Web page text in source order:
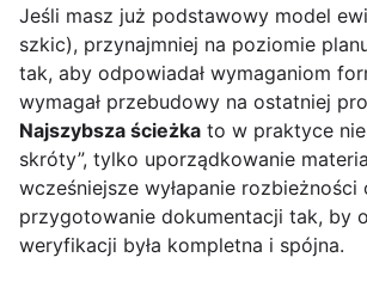
Jeśli masz już podstawowy model
szkic), przynajmniej na poziomie
tak, aby odpowiadał wymaganiom
wymagał przebudowy na ostatniej
Najszybsza ścieżka to w praktyce nie
skróty”, tylko uporządkowanie
wcześniejsze wyłapanie rozbieżności
przygotowanie dokumentacji tak, by
weryfikacji była kompletna i spójna.